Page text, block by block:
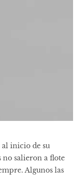
al inicio de su
no salieron a flote
Algunos las